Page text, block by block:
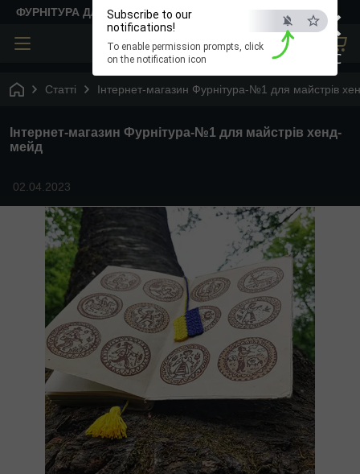
×
ESC
Subscribe to our
notifications!
To enable permission prompts, click
on the notification icon
ФУРНІТУРА ДЛЯ ТВОРЧОСТІ
Статті Інтернет-магазин Фурнітура-№1 для майстрів
Інтернет-магазин Фурнітура-№1 для майстрів хенд-
мейд
02.04.2023